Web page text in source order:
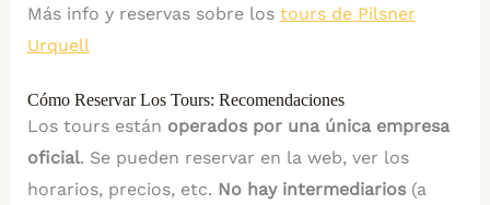
Más info y reservas sobre los tours de Pilsner
Urquell
Cómo Reservar Los Tours: Recomendaciones
Los tours están operados por una única empresa
oficial. Se pueden reservar en la web, ver los
horarios, precios, etc. No hay intermediarios(a